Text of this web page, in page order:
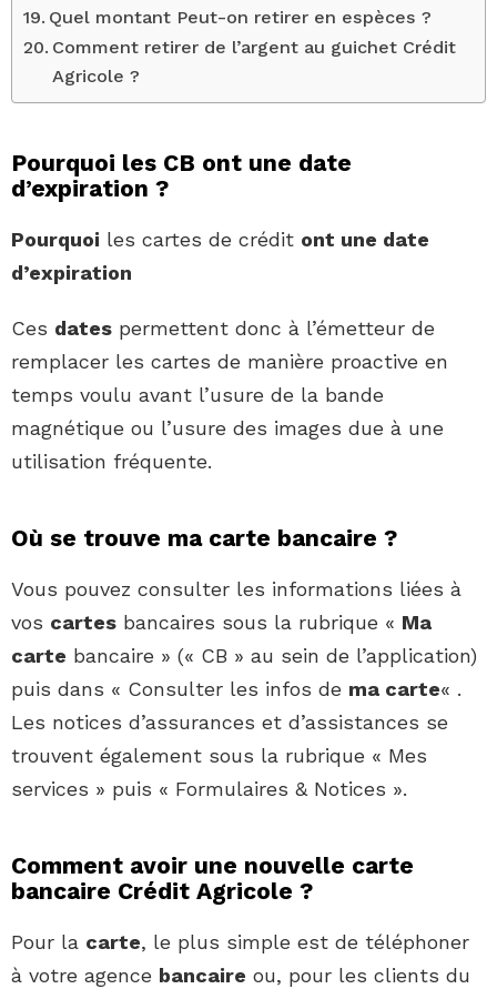
Quel montant Peut-on retirer en espèces ?
Comment retirer de l’argent au guichet Crédit
Agricole ?
Pourquoi les CB ont une date
d’expiration ?
Pourquoi les cartes de crédit ont une date
d’expiration
Ces dates permettent donc à l’émetteur de
remplacer les cartes de manière proactive en
temps voulu avant l’usure de la bande
magnétique ou l’usure des images due à une
utilisation fréquente.
Où se trouve ma carte bancaire ?
Vous pouvez consulter les informations liées à
vos cartes bancaires sous la rubrique « Ma
carte bancaire » (« CB » au sein de l’application)
puis dans « Consulter les infos de ma carte« .
Les notices d’assurances et d’assistances se
trouvent également sous la rubrique « Mes
services » puis « Formulaires & Notices ».
Comment avoir une nouvelle carte
bancaire Crédit Agricole ?
Pour la carte, le plus simple est de téléphoner
à votre agence bancaire ou, pour les clients du